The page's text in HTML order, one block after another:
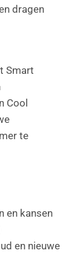
dragen
Smart
Cool
te
en kansen
en nieuwe